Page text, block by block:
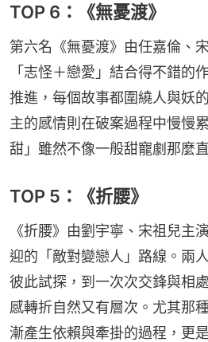
TOP 6：《無憂渡》
第六名《無憂渡》由任嘉倫、
「志怪＋戀愛」結合得不錯的
推進，每個故事都圍繞人與妖
主的感情則在破案過程中慢慢
甜」雖然不像一般甜寵劇那麼
TOP 5：《折腰》
《折腰》由劉宇寧、宋祖兒主
迎的「敵對變戀人」路線。兩
彼此試探，到一次次交鋒與相
感轉折自然又有層次。尤其那
漸產生依賴與牽掛的過程，更